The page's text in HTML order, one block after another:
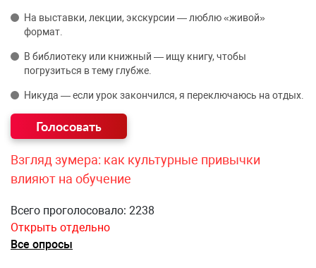
На выставки, лекции, экскурсии — люблю «живой»
формат.
В библиотеку или книжный — ищу книгу, чтобы
погрузиться в тему глубже.
Никуда — если урок закончился, я переключаюсь на отдых.
Взгляд зумера: как культурные привычки
влияют на обучение
Всего проголосовало: 2238
Открыть отдельно
Все опросы